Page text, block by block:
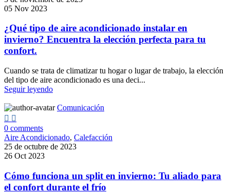
05 Nov 2023
¿Qué tipo de aire acondicionado instalar en
invierno? Encuentra la elección perfecta para tu
confort.
Cuando se trata de climatizar tu hogar o lugar de trabajo, la elección
del tipo de aire acondicionado es una deci...
Seguir leyendo
Comunicación
0 comments
Aire Acondicionado, Calefacción
25 de octubre de 2023
26 Oct 2023
Cómo funciona un split en invierno: Tu aliado para
el confort durante el frío